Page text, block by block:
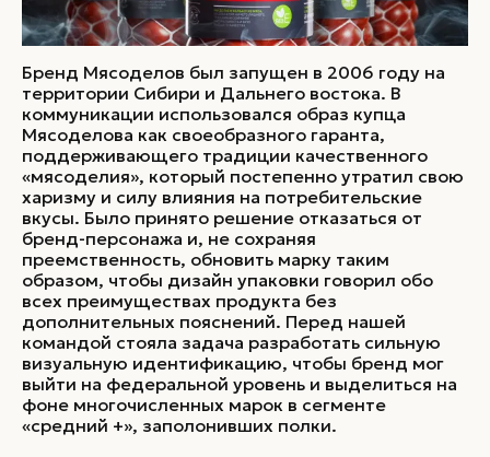
Бренд Мясоделов был запущен в 2006 году на
территории Сибири и Дальнего востока. В
коммуникации использовался образ купца
Мясоделова как своеобразного гаранта,
поддерживающего традиции качественного
«мясоделия», который постепенно утратил свою
харизму и силу влияния на потребительские
вкусы. Было принято решение отказаться от
бренд-персонажа и, не сохраняя
преемственность, обновить марку таким
образом, чтобы дизайн упаковки говорил обо
всех преимуществах продукта без
дополнительных пояснений. Перед нашей
командой стояла задача разработать сильную
визуальную идентификацию, чтобы бренд мог
выйти на федеральной уровень и выделиться на
фоне многочисленных марок в сегменте
«средний +», заполонивших полки.